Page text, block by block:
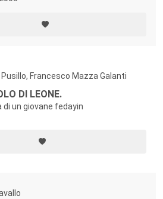
Pusillo, Francesco Mazza Galanti
DI LEONE.
di un giovane fedayin